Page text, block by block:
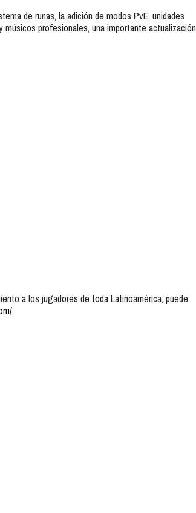
de runas, la adición de modos PvE, unidades
profesionales, una importante actualización
a los jugadores de toda Latinoamérica, puede
.